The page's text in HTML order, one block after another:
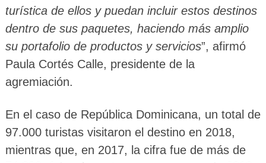
turística de ellos y puedan incluir estos destinos
dentro de sus paquetes, haciendo más amplio
su portafolio de productos y servicios”, afirmó
Paula Cortés Calle, presidente de la
agremiación.
En el caso de República Dominicana, un total de
97.000 turistas visitaron el destino en 2018,
mientras que, en 2017, la cifra fue de más de